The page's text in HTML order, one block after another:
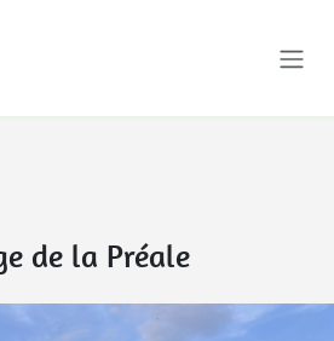
de la Préale